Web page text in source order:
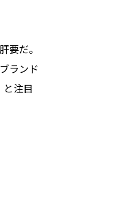
要だ。
ランド
と注目